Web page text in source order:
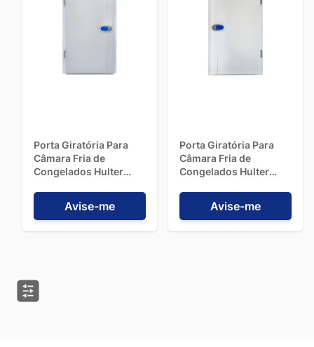
Porta Giratória Para
Câmara Fria de
Congelados Hulter
3 Batentes E Abertura
Para A Esquerda
Avise-me
Porta Giratória Para
Câmara Fria de
Congelados Hulter
3 Batentes E Abertura
Para A Direita
Avise-me